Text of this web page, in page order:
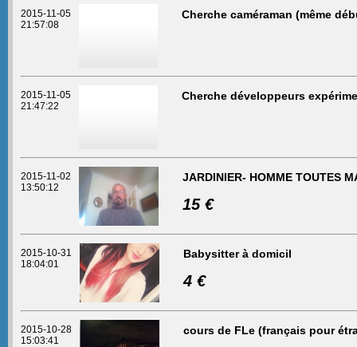
2015-11-05
21:57:08
Cherche caméraman (même
2015-11-05
21:47:22
Cherche développeurs
2015-11-02
13:50:12
JARDINIER- HOMME TOUTES
15 €
2015-10-31
18:04:01
Babysitter à domicil
4 €
2015-10-28
15:03:41
cours de FLe (français pour